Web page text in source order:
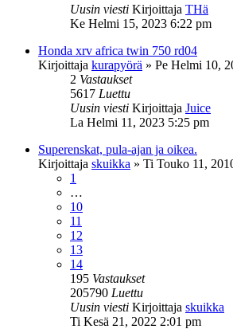
Uusin viesti Kirjoittaja THä
Ke Helmi 15, 2023 6:22 pm
Honda xrv africa twin 750 rd04
Kirjoittaja kurapyörä » Pe Helmi 10,
2 Vastaukset
5617 Luettu
Uusin viesti Kirjoittaja Juice
La Helmi 11, 2023 5:25 pm
Superenskat, pula-ajan ja oikea.
Kirjoittaja skuikka » Ti Touko 11,
1
…
10
11
12
13
14
195 Vastaukset
205790 Luettu
Uusin viesti Kirjoittaja skuikka
Ti Kesä 21, 2022 2:01 pm